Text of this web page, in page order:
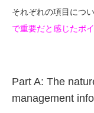
それぞれの項目につい
で重要だと感じたポ
Part A: The
management